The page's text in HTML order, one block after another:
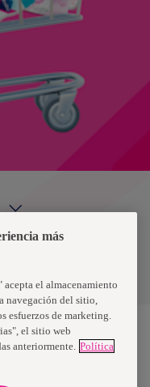
de datos
global líder en
en todo el
más
el almacenamiento
navegación del sitio,
esfuerzos de marketing.
el sitio web
anteriormente. Política